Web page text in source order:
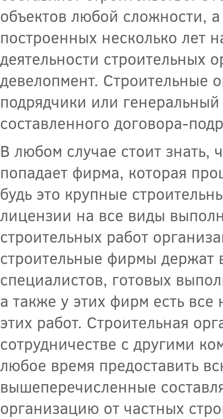
объектов любой сложности,
построенных несколько лет
деятельности строительных
девелопмент. Строительные
подрядчики или
составленного договора-
В любом случае стоит знать,
попадает фирма, которая
будь это крупные
лицензии на все виды
строительных работ
строительные фирмы
специалистов, готовых
а также у этих фирм есть
этих работ. Строительная
сотрудничестве с другими
любое время предоставить
вышеперечисленные
организацию от частных